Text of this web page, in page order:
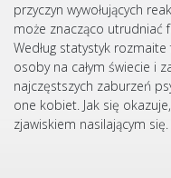
przyczyn wywołujących
może znacząco utrudniać
Według statystyk
osoby na całym świecie i
najczęstszych zaburzeń
one kobiet. Jak się
zjawiskiem nasilającym się.